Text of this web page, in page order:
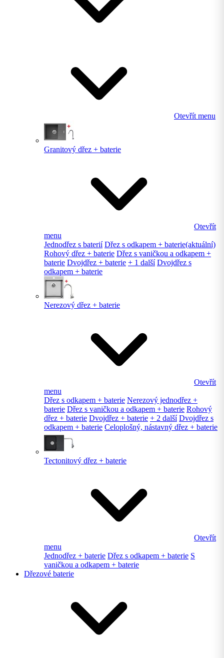
Otevřít menu
Granitový dřez + baterie
Otevřít
menu
Jednodřez s baterií Dřez s odkapem + baterie(aktuální)
Rohový dřez + baterie Dřez s vaničkou a odkapem +
baterie Dvojdřez + baterie + 1 další Dvojdřez s
odkapem + baterie
Nerezový dřez + baterie
Otevřít
menu
Dřez s odkapem + baterie Nerezový jednodřez +
baterie Dřez s vaničkou a odkapem + baterie Rohový
dřez + baterie Dvojdřez + baterie + 2 další Dvojdřez s
odkapem + baterie Celoplošný, nástavný dřez + baterie
Tectonitový dřez + baterie
Otevřít
menu
Jednodřez + baterie Dřez s odkapem + baterie S
vaničkou a odkapem + baterie
Dřezové baterie